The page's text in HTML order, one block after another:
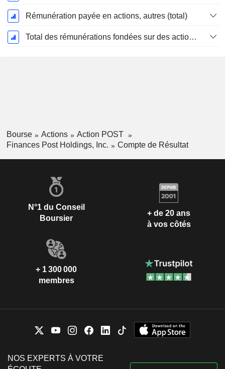
Rémunération payée en actions, autres (total)
Total des rémunérations fondées sur des actions
Bourse Actions
Action POST
Finances Post Holdings, Inc.
Compte de Résultat
N°1 du Conseil
Boursier
+ de 20 ans
à vos côtés
+ 1 300 000
membres
NOS EXPERTS À VOTRE